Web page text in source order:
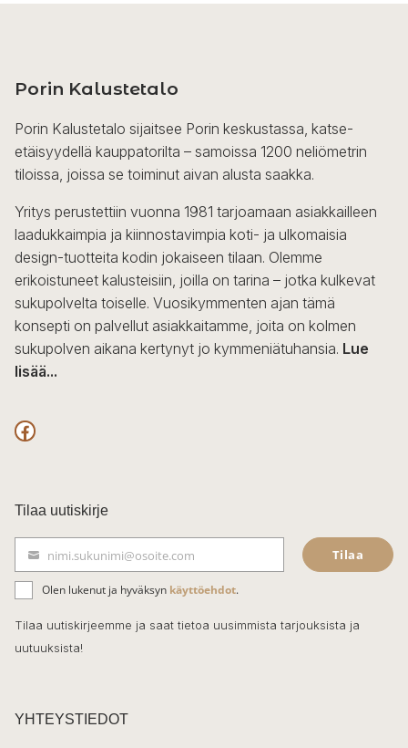
Porin Kalustetalo
Porin Kalustetalo sijaitsee Porin keskustassa, katse-
etäisyydellä kauppatorilta – samoissa 1200 neliömetrin
tiloissa, joissa se toiminut aivan alusta saakka.
Yritys perustettiin vuonna 1981 tarjoamaan asiakkailleen
laadukkaimpia ja kiinnostavimpia koti- ja ulkomaisia
design-tuotteita kodin jokaiseen tilaan. Olemme
erikoistuneet kalusteisiin, joilla on tarina – jotka kulkevat
sukupolvelta toiselle. Vuosikymmenten ajan tämä
konsepti on palvellut asiakkaitamme, joita on kolmen
sukupolven aikana kertynyt jo kymmeniätuhansia. Lue
lisää...
F
c
e
b
o
o
k
Tilaa uutiskirje
ä
h
k
t
nimi.sukunimi@osoite.com Tilaa
Olen lukenut ja hyväksyn käyttöehdot.
Tilaa uutiskirjeemme ja saat tietoa uusimmista tarjouksista ja
uutuuksista!
YHTEYSTIEDOT